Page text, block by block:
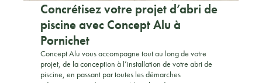
Concrétisez votre projet d’abri de
piscine avec Concept Alu à
Pornichet
Concept Alu vous accompagne tout au long de votre
projet, de la conception à l’installation de votre abri de
piscine, en passant par toutes les démarches